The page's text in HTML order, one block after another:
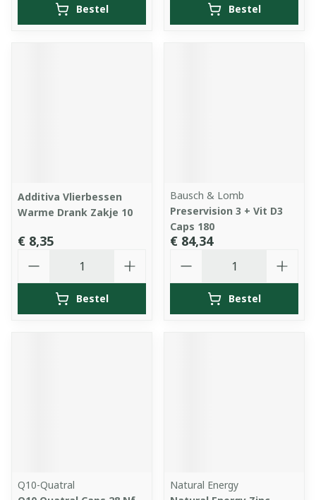
Bestel Bestel
Additiva Vlierbessen
Warme Drank Zakje 10
€ 8,35
Bestel
Bausch & Lomb
Preservision 3 + Vit D3
Caps 180
€ 84,34
Bestel
Q10-Quatral
Natural Energy